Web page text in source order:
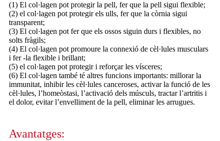
(1) El col·lagen pot protegir la pell, fer que la pell sigui flexible;
(2) el col·lagen pot protegir els ulls, fer que la còrnia sigui
transparent;
(3) El col·lagen pot fer que els ossos siguin durs i flexibles, no
solts fràgils;
(4) El col·lagen pot promoure la connexió de cèl·lules musculars
i fer -la flexible i brillant;
(5) el col·lagen pot protegir i reforçar les vísceres;
(6) El col·lagen també té altres funcions importants: millorar la
immunitat, inhibir les cèl·lules canceroses, activar la funció de les
cèl·lules, l’homeòstasi, l’activació dels músculs, tractar l’artritis i
el dolor, evitar l’envelliment de la pell, eliminar les arrugues.
Avantatges: